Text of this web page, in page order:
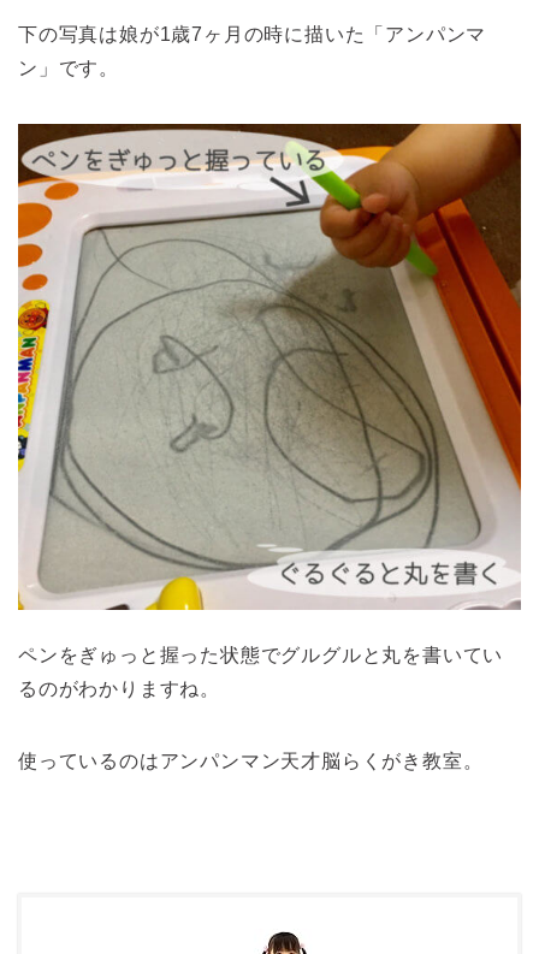
下の写真は娘が1歳7ヶ月の時に描いた「アンパンマ
ン」です。
ペンをぎゅっと握った状態でグルグルと丸を書いてい
るのがわかりますね。
使っているのはアンパンマン天才脳らくがき教室。